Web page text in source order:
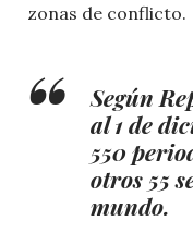
zonas de conflicto.
Según
al 1 de
550
otros 55
mundo.